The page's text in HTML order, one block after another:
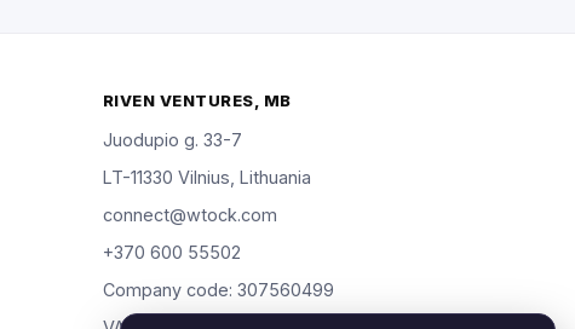
RIVEN VENTURES, MB
Juodupio g. 33-7
LT-11330 Vilnius, Lithuania
connect@wtock.com
+370 600 55502
Company code: 307560499